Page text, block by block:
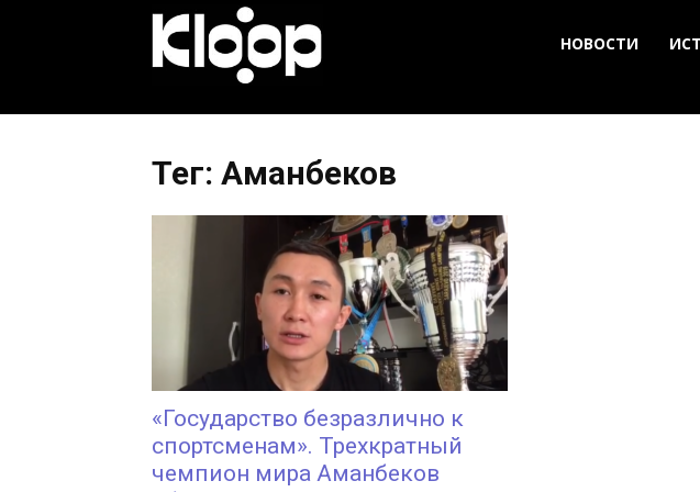
Новости
Кыргызстана
НОВОСТИ
Тег: Аманбеков
«Государство безразлично к
спортсменам». Трехкратный
чемпион мира Аманбеков